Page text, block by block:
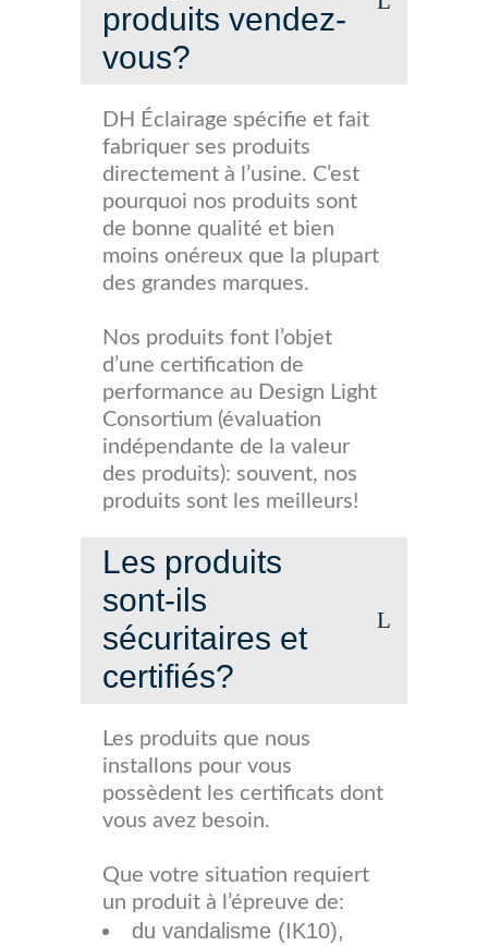
produits vendez-
vous?
DH Éclairage spécifie et fait
fabriquer ses produits
directement à l’usine. C’est
pourquoi nos produits sont
de bonne qualité et bien
moins onéreux que la plupart
des grandes marques.
Nos produits font l’objet
d’une certification de
performance au Design Light
Consortium (évaluation
indépendante de la valeur
des produits): souvent, nos
produits sont les meilleurs!
Les produits
sont-ils
sécuritaires et
certifiés?
Les produits que nous
installons pour vous
possèdent les certificats dont
vous avez besoin.
Que votre situation requiert
un produit à l’épreuve de:
du vandalisme (IK10),